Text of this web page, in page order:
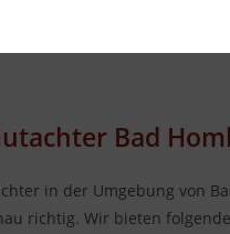
Bad
in der Umgebung von
richtig. Wir bieten